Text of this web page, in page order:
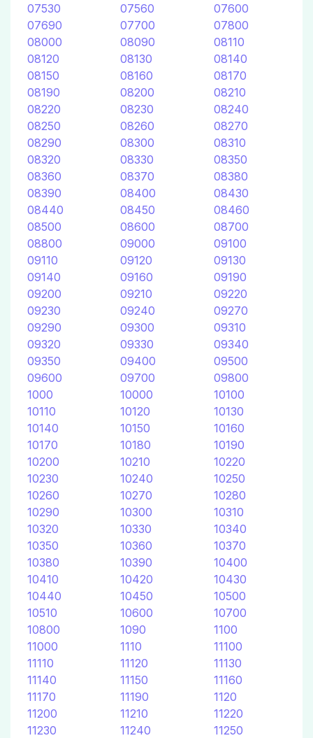
07530
07560
07600
07690
07700
07800
08000
08090
08110
08120
08130
08140
08150
08160
08170
08190
08200
08210
08220
08230
08240
08250
08260
08270
08290
08300
08310
08320
08330
08350
08360
08370
08380
08390
08400
08430
08440
08450
08460
08500
08600
08700
08800
09000
09100
09110
09120
09130
09140
09160
09190
09200
09210
09220
09230
09240
09270
09290
09300
09310
09320
09330
09340
09350
09400
09500
09600
09700
09800
1000
10000
10100
10110
10120
10130
10140
10150
10160
10170
10180
10190
10200
10210
10220
10230
10240
10250
10260
10270
10280
10290
10300
10310
10320
10330
10340
10350
10360
10370
10380
10390
10400
10410
10420
10430
10440
10450
10500
10510
10600
10700
10800
1090
1100
11000
1110
11100
11110
11120
11130
11140
11150
11160
11170
11190
1120
11200
11210
11220
11230
11240
11250